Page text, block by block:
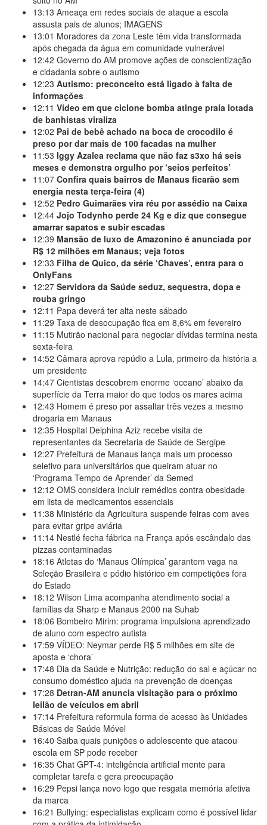
13:13 Ameaça em redes sociais de ataque a escola
assusta pais de alunos; IMAGENS
13:01 Moradores da zona Leste têm vida transformada
após chegada da água em comunidade vulnerável
12:42 Governo do AM promove ações de conscientização
e cidadania sobre o autismo
12:23 Autismo: preconceito está ligado à falta de
informações
12:11 Vídeo em que ciclone bomba atinge praia lotada
de banhistas viraliza
12:02 Pai de bebê achado na boca de crocodilo é
preso por dar mais de 100 facadas na mulher
11:53 Iggy Azalea reclama que não faz s3xo há seis
meses e demonstra orgulho por ‘seios perfeitos’
11:07 Confira quais bairros de Manaus ficarão sem
energia nesta terça-feira (4)
12:52 Pedro Guimarães vira réu por assédio na Caixa
12:44 Jojo Todynho perde 24 Kg e diz que consegue
amarrar sapatos e subir escadas
12:39 Mansão de luxo de Amazonino é anunciada por
R$ 12 milhões em Manaus; veja fotos
12:33 Filha de Quico, da série ‘Chaves’, entra para o
OnlyFans
12:27 Servidora da Saúde seduz, sequestra, dopa e
rouba gringo
12:11 Papa deverá ter alta neste sábado
11:29 Taxa de desocupação fica em 8,6% em fevereiro
11:15 Mutirão nacional para negociar dívidas termina nesta
sexta-feira
14:52 Câmara aprova repúdio a Lula, primeiro da história a
um presidente
14:47 Cientistas descobrem enorme ‘oceano’ abaixo da
superfície da Terra maior do que todos os mares acima
12:43 Homem é preso por assaltar três vezes a mesmo
drogaria em Manaus
12:35 Hospital Delphina Aziz recebe visita de
representantes da Secretaria de Saúde de Sergipe
12:27 Prefeitura de Manaus lança mais um processo
seletivo para universitários que queiram atuar no
‘Programa Tempo de Aprender’ da Semed
12:12 OMS considera incluir remédios contra obesidade
em lista de medicamentos essenciais
11:38 Ministério da Agricultura suspende feiras com aves
para evitar gripe aviária
11:14 Nestlé fecha fábrica na França após escândalo das
pizzas contaminadas
18:16 Atletas do ‘Manaus Olímpica’ garantem vaga na
Seleção Brasileira e pódio histórico em competições fora
do Estado
18:12 Wilson Lima acompanha atendimento social a
famílias da Sharp e Manaus 2000 na Suhab
18:06 Bombeiro Mirim: programa impulsiona aprendizado
de aluno com espectro autista
17:59 VÍDEO: Neymar perde R$ 5 milhões em site de
aposta e ‘chora’
17:48 Dia da Saúde e Nutrição: redução do sal e açúcar no
consumo doméstico ajuda na prevenção de doenças
17:28 Detran-AM anuncia visitação para o próximo
leilão de veículos em abril
17:14 Prefeitura reformula forma de acesso às Unidades
Básicas de Saúde Móvel
16:40 Saiba quais punições o adolescente que atacou
escola em SP pode receber
16:35 Chat GPT-4: inteligência artificial mente para
completar tarefa e gera preocupação
16:29 Pepsi lança novo logo que resgata memória afetiva
da marca
16:21 Bullying: especialistas explicam como é possível lidar